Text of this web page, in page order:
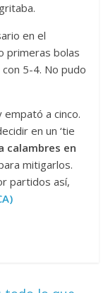
en el
primeras bolas
5-4. No pudo
empató a cinco.
en un ‘tie
calambres en
mitigarlos.
partidos así,